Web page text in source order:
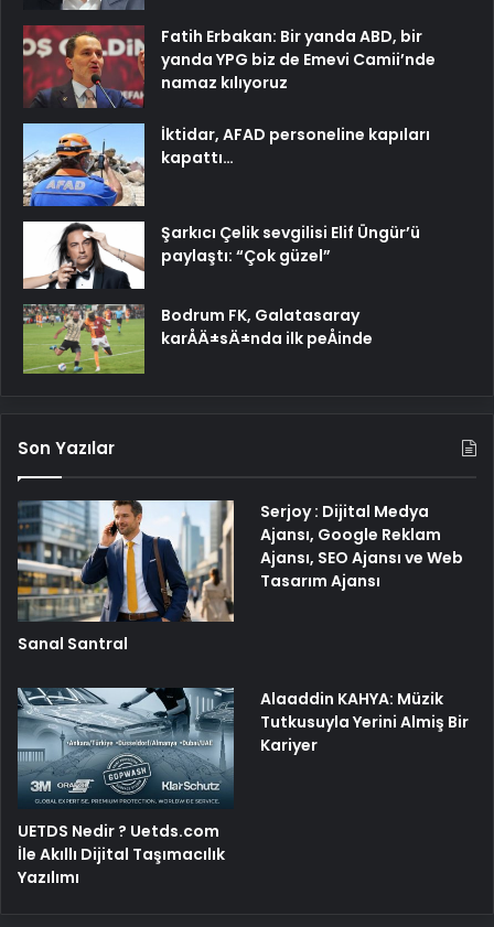
Fatih Erbakan: Bir yanda ABD, bir
yanda YPG biz de Emevi Camii’nde
namaz kılıyoruz
İktidar, AFAD personeline kapıları
kapattı…
Şarkıcı Çelik sevgilisi Elif Üngür’ü
paylaştı: “Çok güzel”
Bodrum FK, Galatasaray
karÅÄ±sÄ±nda ilk peÅinde
Son Yazılar
Sanal Santral
Serjoy : Dijital Medya
Ajansı, Google Reklam
Ajansı, SEO Ajansı ve Web
Tasarım Ajansı
UETDS Nedir ? Uetds.com
İle Akıllı Dijital Taşımacılık
Yazılımı
Alaaddin KAHYA: Müzik
Tutkusuyla Yerini Almiş Bir
Kariyer